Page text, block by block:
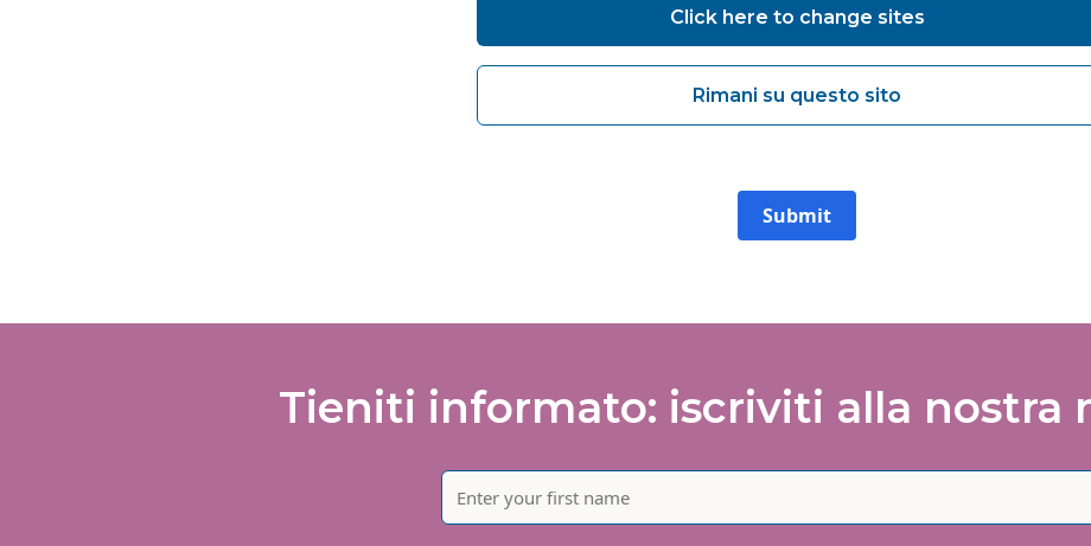
I agree to receive marketing communications from Vanguard Healthcare
Solutions about products and services, newsletters, updates on
developments, seminars and events.
Submit
Tieniti informato: iscriviti alla nostra
Click here to change sites
Rimani su questo sito